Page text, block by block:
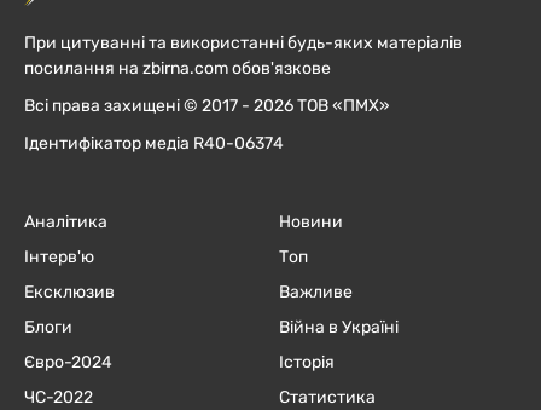
При цитуванні та використанні будь-яких матеріалів
посилання на zbirna.com обов'язкове
Всі права захищені © 2017 - 2026 ТОВ «ПМХ»
Ідентифікатор медіа R40-06374
Аналітика
Інтерв'ю
Ексклюзив
Блоги
Євро-2024
ЧC-2022
Новини
Топ
Важливе
Війна в Україні
Історія
Статистика